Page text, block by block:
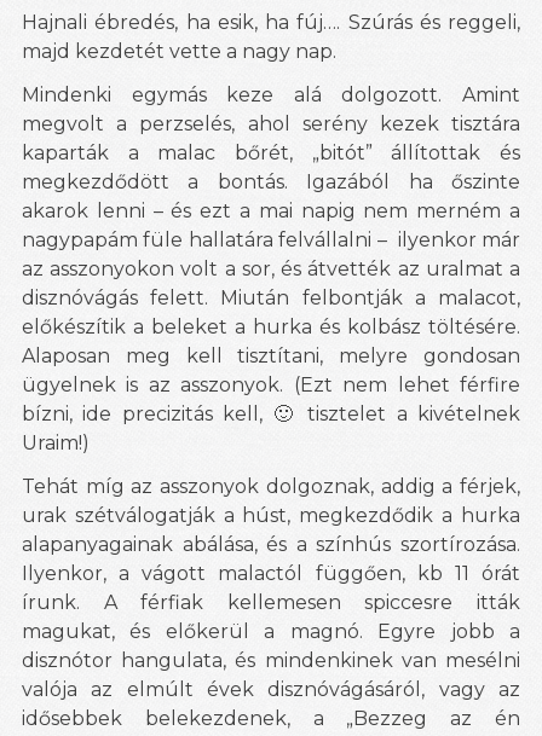
Hajnali ébredés, ha esik, ha fúj…. Szúrás és reggeli,
majd kezdetét vette a nagy nap.
Mindenki egymás keze alá dolgozott. Amint
megvolt a perzselés, ahol serény kezek tisztára
kaparták a malac bőrét, „bitót” állítottak és
megkezdődött a bontás. Igazából ha őszinte
akarok lenni – és ezt a mai napig nem merném a
nagypapám füle hallatára felvállalni – ilyenkor már
az asszonyokon volt a sor, és átvették az uralmat a
disznóvágás felett. Miután felbontják a malacot,
előkészítik a beleket a hurka és kolbász töltésére.
Alaposan meg kell tisztítani, melyre gondosan
ügyelnek is az asszonyok. (Ezt nem lehet férfire
bízni, ide precizitás kell, 🙂 tisztelet a kivételnek
Uraim!)
Tehát míg az asszonyok dolgoznak, addig a férjek,
urak szétválogatják a húst, megkezdődik a hurka
alapanyagainak abálása, és a színhús szortírozása.
Ilyenkor, a vágott malactól függően, kb 11 órát
írunk. A férfiak kellemesen spiccesre itták
magukat, és előkerül a magnó. Egyre jobb a
disznótor hangulata, és mindenkinek van mesélni
valója az elmúlt évek disznóvágásáról, vagy az
idősebbek belekezdenek, a „Bezzeg az én